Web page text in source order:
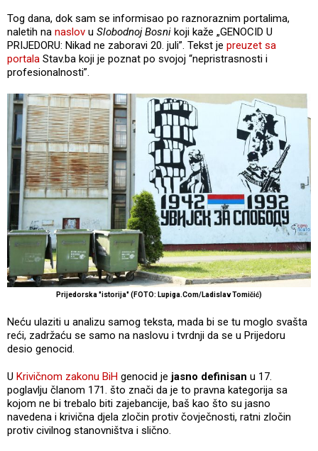
Tog dana, dok sam se informisao po raznoraznim portalima,
naletih na naslov u Slobodnoj Bosni koji kaže „GENOCID U
PRIJEDORU: Nikad ne zaboravi 20. juli”. Tekst je preuzet sa
portala Stav.ba koji je poznat po svojoj “nepristrasnosti i
profesionalnosti”.
Prijedorska "istorija" (FOTO: Lupiga.Com/Ladislav Tomičić)
Neću ulaziti u analizu samog teksta, mada bi se tu moglo svašta
reći, zadržaću se samo na naslovu i tvrdnji da se u Prijedoru
desio genocid.
U Krivičnom zakonu BiH genocid je jasno definisan u 17.
poglavlju članom 171. što znači da je to pravna kategorija sa
kojom ne bi trebalo biti zajebancije, baš kao što su jasno
navedena i krivična djela zločin protiv čovječnosti, ratni zločin
protiv civilnog stanovništva i slično.